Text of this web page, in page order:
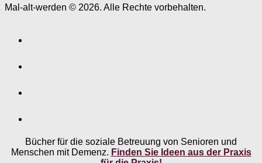
Mal-alt-werden © 2026. Alle Rechte vorbehalten.
Bücher für die soziale Betreuung von Senioren und
Menschen mit Demenz. Finden Sie Ideen aus der Praxis